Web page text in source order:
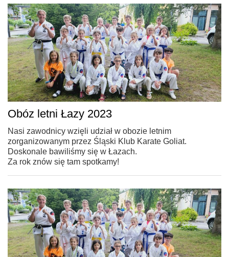
Obóz letni Łazy 2023
Nasi zawodnicy wzięli udział w obozie letnim
zorganizowanym przez Śląski Klub Karate Goliat.
Doskonale bawiliśmy się w Łazach.
Za rok znów się tam spotkamy!